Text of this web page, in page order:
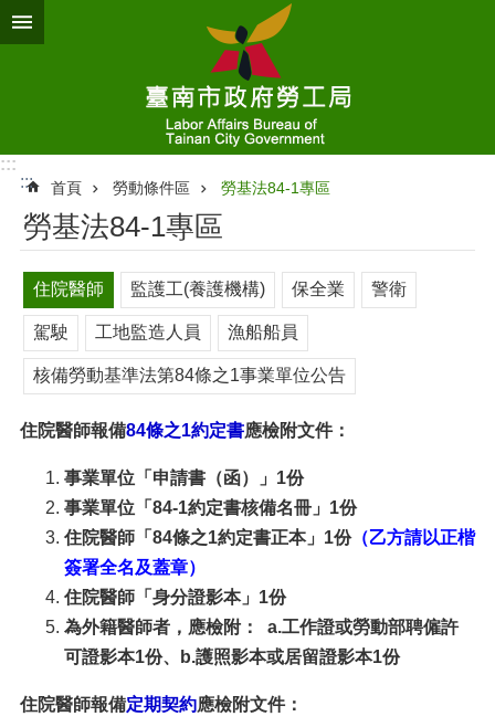
跳到主要內容區塊
:::
:::
首頁 勞動條件區 勞基法84-1專區
勞基法84-1專區
住院醫師 監護工(養護機構) 保全業 警衛
駕駛 工地監造人員 漁船船員
核備勞動基準法第84條之1事業單位公告
住院醫師報備84條之1約定書應檢附文件：
事業單位「申請書（函）」1份
事業單位「84-1約定書核備名冊」1份
住院醫師「84條之1約定書正本」1份（乙方請以正楷
簽署全名及蓋章）
住院醫師「身分證影本」1份
為外籍醫師者，應檢附： a.工作證或勞動部聘僱許
可證影本1份、b.護照影本或居留證影本1份
住院醫師報備定期契約應檢附文件：